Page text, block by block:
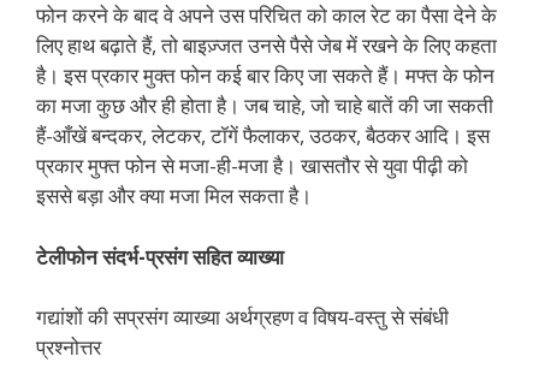
फोन करने के बाद वे अपने उस परिचित को काल रेट का पैसा देने के
लिए हाथ बढ़ाते हैं, तो बाइज़्जत उनसे पैसे जेब में रखने के लिए कहता
है। इस प्रकार मुक्त फोन कई बार किए जा सकते हैं। मफ्त के फोन
का मजा कुछ और ही होता है। जब चाहे, जो चाहे बातें की जा सकती
हैं-आँखें बन्दकर, लेटकर, टॉगें फैलाकर, उठकर, बैठकर आदि। इस
प्रकार मुफ्त फोन से मजा-ही-मजा है। खासतौर से युवा पीढ़ी को
इससे बड़ा और क्या मजा मिल सकता है।
टेलीफोन संदर्भ-प्रसंग सहित व्याख्या
गद्यांशों की सप्रसंग व्याख्या अर्थग्रहण व विषय-वस्तु से संबंधी
प्रश्नोत्तर